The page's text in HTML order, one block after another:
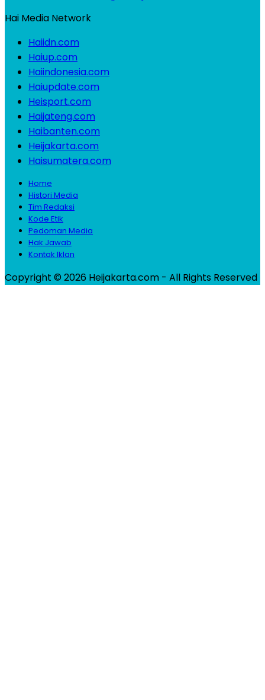
Hai Media Network
Haiidn.com
Haiup.com
Haiindonesia.com
Haiupdate.com
Heisport.com
Haijateng.com
Haibanten.com
Heijakarta.com
Haisumatera.com
Home
Histori Media
Tim Redaksi
Kode Etik
Pedoman Media
Hak Jawab
Kontak Iklan
Copyright © 2026 Heijakarta.com - All Rights Reserved